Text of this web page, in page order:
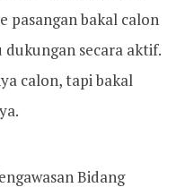
pasangan bakal calon
secara aktif.
calon, tapi bakal
Bidang